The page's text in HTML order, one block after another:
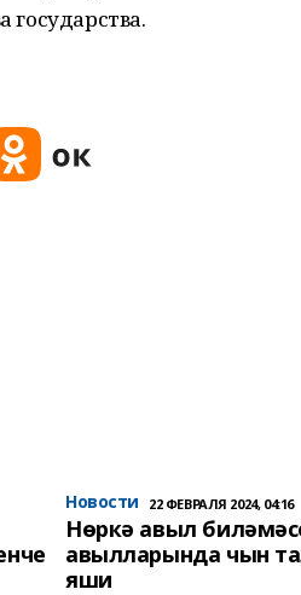
государства.
Новости 22 ФЕВРАЛЯ 2024, 04:16
Нөркә авыл
авылларында чын
яши